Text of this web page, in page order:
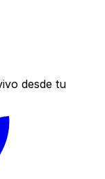
desde tu